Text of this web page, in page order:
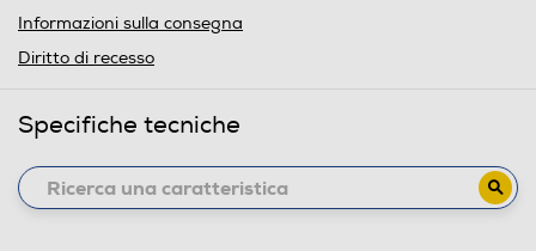
Informazioni sulla consegna
Diritto di recesso
Specifiche tecniche